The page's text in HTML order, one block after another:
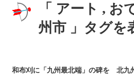
「 アート , お
州市 」タグを
和布刈に「九州最北端」の碑を 北九